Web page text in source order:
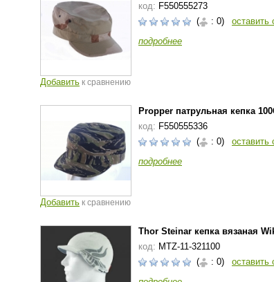
Добавить к сравнению
код: F550555273
(
: 0)
оставить
подробнее
Добавить к сравнению
Propper патрульная кепкa
код: F550555336
(
: 0)
оставить
подробнее
Thor Steinar кепка вязаная
код: MTZ-11-321100
(
: 0)
оставить